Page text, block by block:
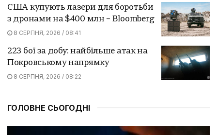
США купують лазери для боротьби
з дронами на $400 млн – Bloomberg
8 СЕРПНЯ, 2026 / 08:41
223 бої за добу: найбільше атак на
Покровському напрямку
8 СЕРПНЯ, 2026 / 08:22
ГОЛОВНЕ СЬОГОДНІ